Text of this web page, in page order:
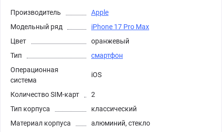
Производитель
Apple
Модельный ряд
iPhone 17 Pro Max
Цвет
оранжевый
Тип
смартфон
Операционная
система
iOS
Количество SIM-карт
2
Тип корпуса
классический
Материал корпуса
алюминий, стекло